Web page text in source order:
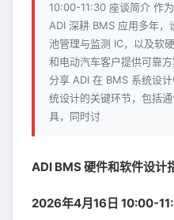
10:00-11:30 座谈简介 作
ADI 深耕 BMS 应用多年，
池管理与监测 IC，以及软
和电动汽车客户提供可靠
分享 ADI 在 BMS 系统设
统设计的关键环节，包括
具，同时讨
ADI BMS 硬件和软件设计
2026年4月16日 10:00-